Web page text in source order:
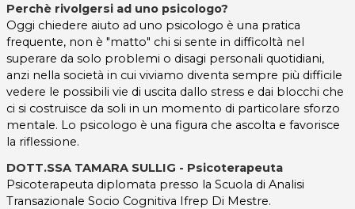
Perchè rivolgersi ad uno psicologo?
Oggi chiedere aiuto ad uno psicologo è una pratica
frequente, non è "matto" chi si sente in difficoltà nel
superare da solo problemi o disagi personali quotidiani,
anzi nella società in cui viviamo diventa sempre più difficile
vedere le possibili vie di uscita dallo stress e dai blocchi che
ci si costruisce da soli in un momento di particolare sforzo
mentale. Lo psicologo è una figura che ascolta e favorisce
la riflessione.
DOTT.SSA TAMARA SULLIG - Psicoterapeuta
Psicoterapeuta diplomata presso la Scuola di Analisi
Transazionale Socio Cognitiva Ifrep Di Mestre.